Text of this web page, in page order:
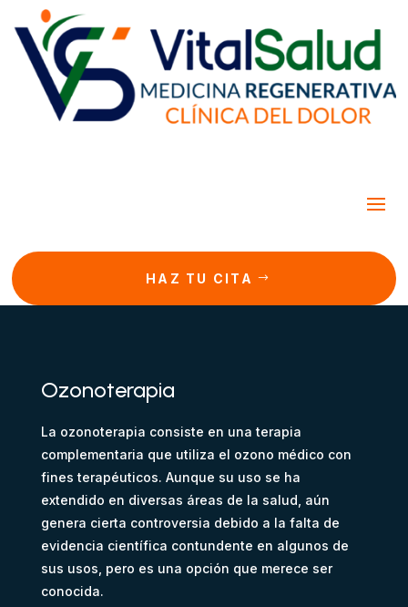
HAZ TU CITA
Ozonoterapia
La ozonoterapia consiste en una terapia
complementaria que utiliza el ozono médico con
fines terapéuticos. Aunque su uso se ha
extendido en diversas áreas de la salud, aún
genera cierta controversia debido a la falta de
evidencia científica contundente en algunos de
sus usos, pero es una opción que merece ser
conocida.